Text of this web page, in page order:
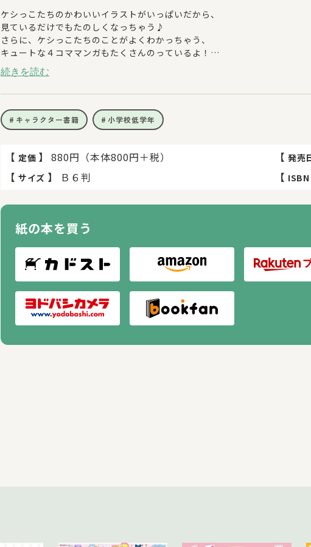
ケシっこたちのかわいいイラストがいっぱいだから、
見ているだけでもたのしくなっちゃう♪
さらに、ケシっこたちのことがよくわかっちゃう、
キュートな４コママンガもたくさんのっているよ！
なぞなぞは、ぜんぶで２５０問入っているよ★
ケシっこたちにかんするなぞなぞが、キャラクターごとに入っているよ♪
ステーショナリーについてのたのしいなぞなぞがいっぱいだよ★
「スイーツなぞなぞ」
さわやかな海などにかんするなぞなぞもチェックしてね♪
「アートなぞなぞ」
芸術家になれちゃうようななぞなぞにチャレンジ★
「シーズンなぞなぞ」
四季やイベントにかんするなぞなぞもたくさんのってるよ！
続きを読む
キャラクター書籍 小学校低学年
【 定価 】 880円（本体800円＋税） 【 発売
【 サイズ 】 Ｂ６判 【 ISBN
紙の本を買う